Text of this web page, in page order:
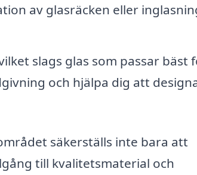
av glasräcken eller
slags glas som passar bäst
och hjälpa dig att
säkerställs inte bara att
till kvalitetsmaterial och